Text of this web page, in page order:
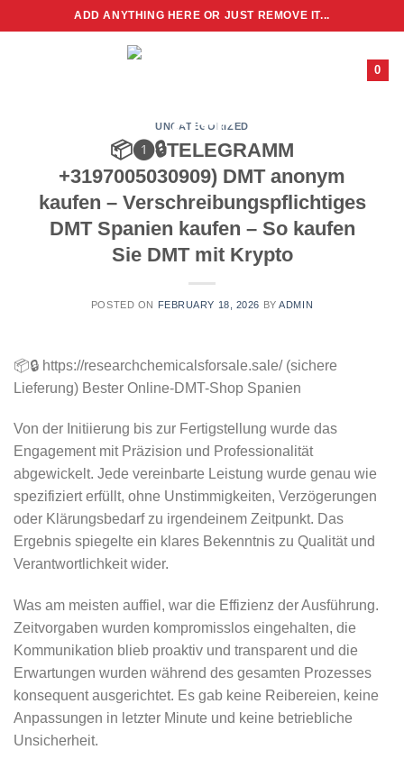
to
ADD ANYTHING HERE OR JUST REMOVE IT...
0
UNCATEGORIZED
📦❶🔒TELEGRAMM
+3197005030909) DMT anonym
kaufen – Verschreibungspflichtiges
DMT Spanien kaufen – So kaufen
Sie DMT mit Krypto
POSTED ON FEBRUARY 18, 2026 BYADMIN
📦🔒 https://researchchemicalsforsale.sale/ (sichere
Lieferung) Bester Online-DMT-Shop Spanien
Von der Initiierung bis zur Fertigstellung wurde das
Engagement mit Präzision und Professionalität
abgewickelt. Jede vereinbarte Leistung wurde genau wie
spezifiziert erfüllt, ohne Unstimmigkeiten, Verzögerungen
oder Klärungsbedarf zu irgendeinem Zeitpunkt. Das
Ergebnis spiegelte ein klares Bekenntnis zu Qualität und
Verantwortlichkeit wider.
Was am meisten auffiel, war die Effizienz der Ausführung.
Zeitvorgaben wurden kompromisslos eingehalten, die
Kommunikation blieb proaktiv und transparent und die
Erwartungen wurden während des gesamten Prozesses
konsequent ausgerichtet. Es gab keine Reibereien, keine
Anpassungen in letzter Minute und keine betriebliche
Unsicherheit.